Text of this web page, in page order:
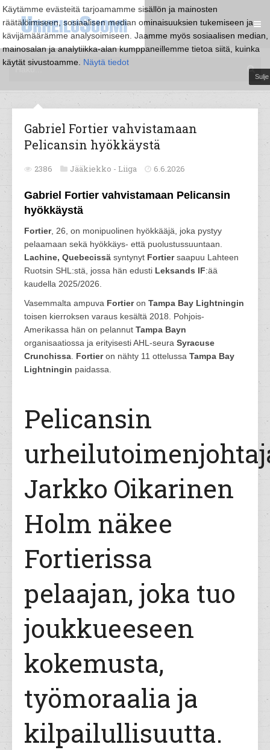
Käytämme evästeitä tarjoamamme sisällön ja mainosten
räätälöimiseen, sosiaalisen median ominaisuuksien tukemiseen ja
kävijämäärämme analysoimiseen. Jaamme myös sosiaalisen median,
mainosalan ja analytiikka-alan kumppaneillemme tietoa siitä, kuinka
käytät sivustoamme. Näytä tiedot
Sulje
Gabriel Fortier vahvistamaan
Pelicansin hyökkäystä
2386 Jääkiekko - Liiga 6.6.2026
Gabriel Fortier vahvistamaan Pelicansin
hyökkäystä
Fortier, 26, on monipuolinen hyökkääjä, joka pystyy
pelaamaan sekä hyökkäys- että puolustussuuntaan.
Lachine, Quebecissä syntynyt Fortiersaapuu Lahteen
Ruotsin SHL:stä, jossa hän edusti Leksands IF:ää
kaudella 2025/2026.
Vasemmalta ampuva Fortieron Tampa Bay Lightningin
toisen kierroksen varaus kesältä 2018. Pohjois-
Amerikassa hän on pelannut Tampa Bayn
organisaatiossa ja erityisesti AHL-seura Syracuse
Crunchissa Fortieron nähty 11 ottelussa Tampa Bay
Lightningin paidassa.
Pelicansin
Jarkko Oikarinen
Holm näkee
Fortierissa
pelaajan, joka tuo
joukkueeseen
kokemusta,
työmoraalia ja
kilpailullisuutta.